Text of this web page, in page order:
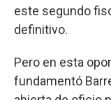
este segundo
definitivo.
Pero en esta
fundamentó